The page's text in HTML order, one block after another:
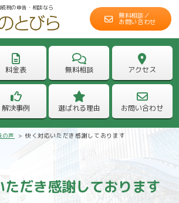
税の申告・相談なら
無料相談／
お問い合わせ
料金表 無料相談 アクセス
解決事例 選ばれる理由 お問い合わせ
の声 > 快く対応いただき感謝しております
だき感謝しております